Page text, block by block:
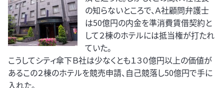
の知らないところで、Ａ社顧問弁護士
は50億円の内金を準消費賃借契約と
して２棟のホテルには抵当権が打たれ
ていた。
こうしてシティ傘下Ｂ社は少なくとも１３０億円以上の価値が
あるこの２棟のホテルを競売申請、自己競落し50億円で手に
入れた。